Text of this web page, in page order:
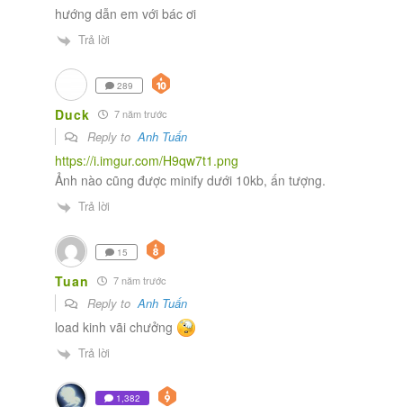
hướng dẫn em với bác ơi
Trả lời
289
Duck 7 năm trước
Reply toAnh Tuấn
https://i.imgur.com/H9qw7t1.png
Ảnh nào cũng được minify dưới 10kb, ấn tượng.
Trả lời
15
Tuan 7 năm trước
Reply toAnh Tuấn
load kinh vãi chưởng
Trả lời
1,382